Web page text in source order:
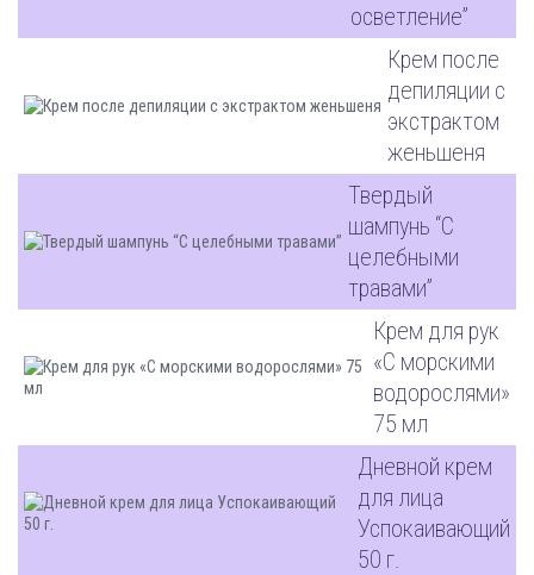
осветление”
Крем после
депиляции с
экстрактом
женьшеня
Твердый
шампунь “С
целебными
травами”
Крем для рук
«С морскими
водорослями»
75 мл
Дневной крем
для лица
Успокаивающий
50 г.